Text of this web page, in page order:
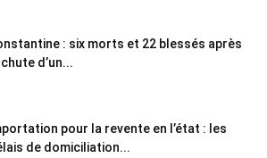
: six morts et 22 blessés après
d’un...
pour la revente en l’état : les
de domiciliation...